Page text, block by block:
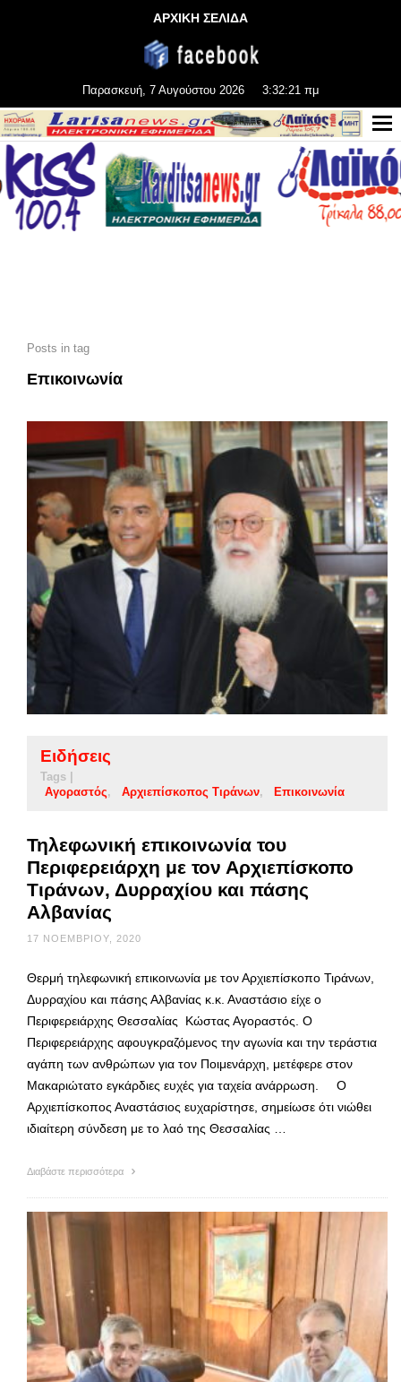
ΑΡΧΙΚΗ ΣΕΛΙΔΑ
Παρασκευή, 7 Αυγούστου 2026 3:32:22 πμ
Posts in tag
Επικοινωνία
Ειδήσεις
Tags |
Αγοραστός
Αρχιεπίσκοπος Τιράνων Επικοινωνία
Τηλεφωνική επικοινωνία του
Περιφερειάρχη με τον Αρχιεπίσκοπο
Τιράνων, Δυρραχίου και πάσης
Αλβανίας
17 ΝΟΕΜΒΡΊΟΥ, 2020
Θερμή τηλεφωνική επικοινωνία με τον Αρχιεπίσκοπο Τιράνων,
Δυρραχίου και πάσης Αλβανίας κ.κ. Αναστάσιο είχε ο
Περιφερειάρχης Θεσσαλίας Κώστας Αγοραστός. Ο
Περιφερειάρχης αφουγκραζόμενος την αγωνία και την τεράστια
αγάπη των ανθρώπων για τον Ποιμενάρχη, μετέφερε στον
Μακαριώτατο εγκάρδιες ευχές για ταχεία ανάρρωση. Ο
Αρχιεπίσκοπος Αναστάσιος ευχαρίστησε, σημείωσε ότι νιώθει
ιδιαίτερη σύνδεση με το λαό της Θεσσαλίας …
Διαβάστε περισσότερα